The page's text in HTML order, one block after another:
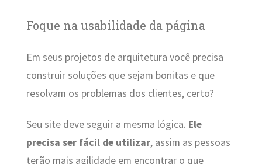
Foque na usabilidade da página
Em seus projetos de arquitetura você precisa
construir soluções que sejam bonitas e que
resolvam os problemas dos clientes, certo?
Seu site deve seguir a mesma lógica. Ele
precisa ser fácil de utilizar, assim as pessoas
terão mais agilidade em encontrar o que